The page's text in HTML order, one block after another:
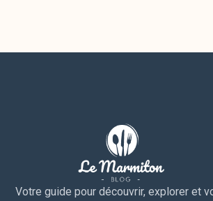
Votre guide pour découvrir, explorer et